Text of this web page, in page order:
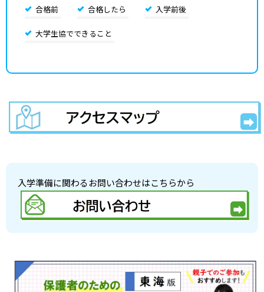
合格前 合格したら 入学前後
大学生協でできること
入学準備に関わるお問い合わせはこちらから